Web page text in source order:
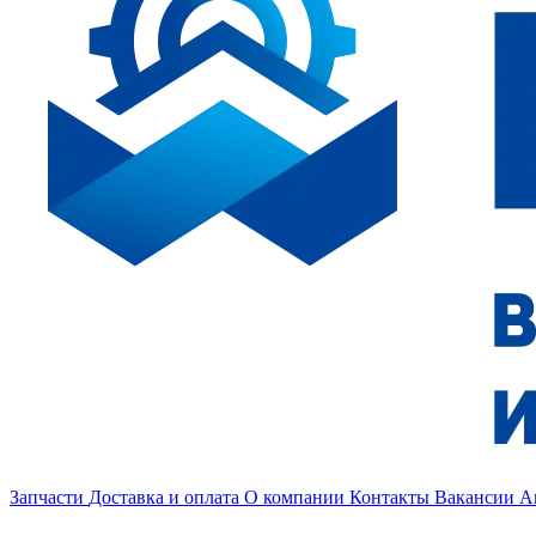
Запчасти Доставка и оплата О компании Контакты Вакансии